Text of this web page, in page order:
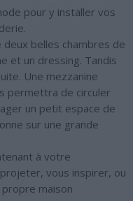
pour y installer vos
belles chambres de
et un dressing. Tandis
Une mezzanine
permettra de circuler
un petit espace de
sur une grande
à votre
vous inspirer, ou
maison